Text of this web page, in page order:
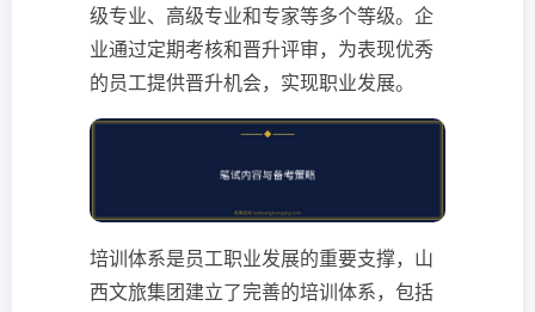
级专业、高级专业和专家等多个等级。企
业通过定期考核和晋升评审，为表现优秀
的员工提供晋升机会，实现职业发展。
培训体系是员工职业发展的重要支撑，山
西文旅集团建立了完善的培训体系，包括